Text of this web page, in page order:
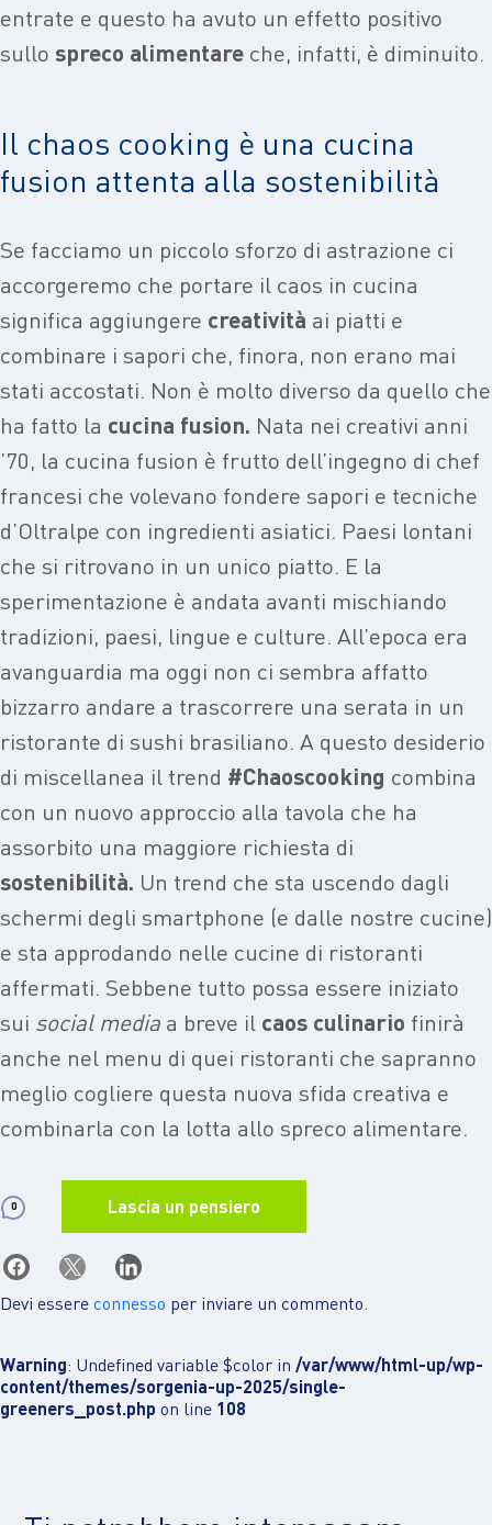
entrate e questo ha avuto un effetto positivo
sullo spreco alimentare che, infatti, è diminuito.
Il chaos cooking è una cucina
fusion attenta alla sostenibilità
Se facciamo un piccolo sforzo di astrazione ci
accorgeremo che portare il caos in cucina
significa aggiungere creatività ai piatti e
combinare i sapori che, finora, non erano mai
stati accostati. Non è molto diverso da quello che
ha fatto la cucina fusion. Nata nei creativi anni
’70, la cucina fusion è frutto dell’ingegno di chef
francesi che volevano fondere sapori e tecniche
d’Oltralpe con ingredienti asiatici. Paesi lontani
che si ritrovano in un unico piatto. E la
sperimentazione è andata avanti mischiando
tradizioni, paesi, lingue e culture. All’epoca era
avanguardia ma oggi non ci sembra affatto
bizzarro andare a trascorrere una serata in un
ristorante di sushi brasiliano. A questo desiderio
di miscellanea il trend #Chaoscooking combina
con un nuovo approccio alla tavola che ha
assorbito una maggiore richiesta di
sostenibilità. Un trend che sta uscendo dagli
schermi degli smartphone (e dalle nostre cucine)
e sta approdando nelle cucine di ristoranti
affermati. Sebbene tutto possa essere iniziato
sui social media a breve il caos culinario finirà
anche nel menu di quei ristoranti che sapranno
meglio cogliere questa nuova sfida creativa e
combinarla con la lotta allo spreco alimentare.
0 Lascia un pensiero
Devi essereconnesso per inviare un commento.
Warning: Undefined variable $color in /var/www/html-up/wp-
content/themes/sorgenia-up-2025/single-
greeners_post.php on line 108